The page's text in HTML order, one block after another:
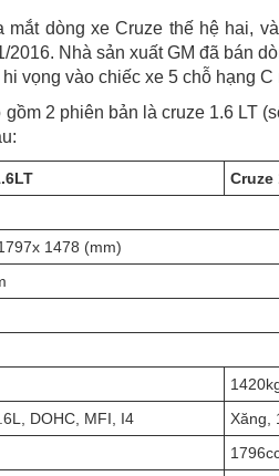
mắt dòng xe Cruze thế hệ hai,
Nhà sản xuất GM đã bán
vọng vào chiếc xe 5 chỗ hạng C
2 phiên bản là cruze 1.6 LT
Cruze
1478 (mm)
DOHC, MFI, I4
Xăng,